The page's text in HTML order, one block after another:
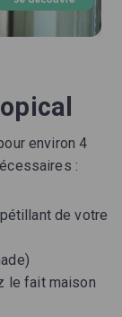
environ 4
:
de votre
le fait maison